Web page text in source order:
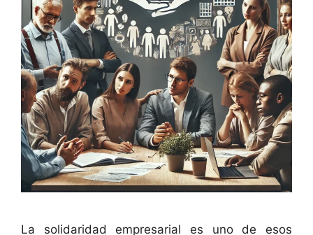
La solidaridad empresarial es uno de esos